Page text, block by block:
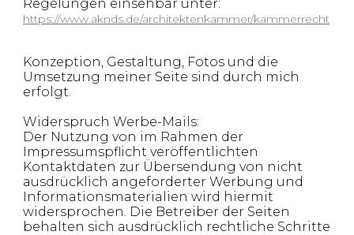
Regelungen einsehbar unter:
https://www.aknds.de/architektenkammer/kammerrecht
Konzeption, Gestaltung, Fotos und die
Umsetzung meiner Seite sind durch mich
erfolgt.
Widerspruch Werbe-Mails:
Der Nutzung von im Rahmen der
Impressumspflicht veröffentlichten
Kontaktdaten zur Übersendung von nicht
ausdrücklich angeforderter Werbung und
Informationsmaterialien wird hiermit
widersprochen. Die Betreiber der Seiten
behalten sich ausdrücklich rechtliche Schritte